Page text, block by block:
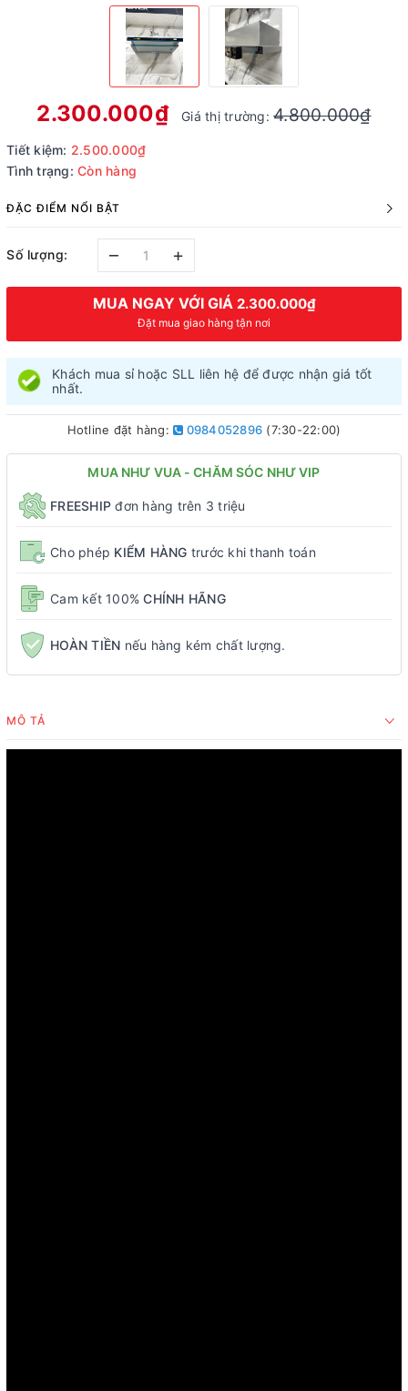
2.300.000₫ Giá thị trường:4.800.000₫
Tiết kiệm: 2.500.000₫
Tình trạng: Còn hàng
ĐẶC ĐIỂM NỔI BẬT
Số lượng: – +
MUA NGAY VỚI GIÁ 2.300.000₫
Đặt mua giao hàng tận nơi
Khách mua sỉ hoặc SLL liên hệ để được nhận giá tốt
nhất.
Hotline đặt hàng: 0984052896 (7:30-22:00)
MUA NHƯ VUA - CHĂM SÓC NHƯ VIP
FREESHIP đơn hàng trên 3 triệu
Cho phép KIỂM HÀNG trước khi thanh toán
Cam kết 100% CHÍNH HÃNG
HOÀN TIỀN nếu hàng kém chất lượng.
MÔ TẢ